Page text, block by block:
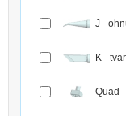
J -
K -
Quad